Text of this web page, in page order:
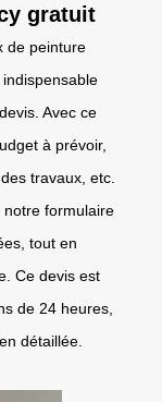
gratuit
de peinture
indispensable
Avec ce
à prévoir,
travaux, etc.
notre formulaire
tout en
Ce devis est
de 24 heures,
détaillée.